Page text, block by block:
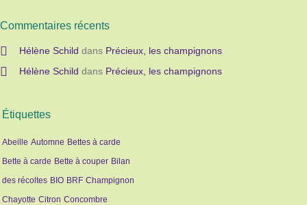
Commentaires récents
Hélène Schild dans Précieux, les champignons
Hélène Schild dans Précieux, les champignons
Étiquettes
Abeille Automne Bettes à carde
Bette à carde Bette à couper Bilan
des récoltes BIO BRF Champignon
Chayotte Citron Concombre